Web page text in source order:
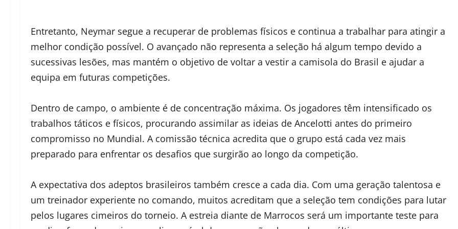
Entretanto, Neymar segue a recuperar de problemas físicos e continua a trabalhar para atingir a
melhor condição possível. O avançado não representa a seleção há algum tempo devido a
sucessivas lesões, mas mantém o objetivo de voltar a vestir a camisola do Brasil e ajudar a
equipa em futuras competições.
Dentro de campo, o ambiente é de concentração máxima. Os jogadores têm intensificado os
trabalhos táticos e físicos, procurando assimilar as ideias de Ancelotti antes do primeiro
compromisso no Mundial. A comissão técnica acredita que o grupo está cada vez mais
preparado para enfrentar os desafios que surgirão ao longo da competição.
A expectativa dos adeptos brasileiros também cresce a cada dia. Com uma geração talentosa e
um treinador experiente no comando, muitos acreditam que a seleção tem condições para lutar
pelos lugares cimeiros do torneio. A estreia diante de Marrocos será um importante teste para